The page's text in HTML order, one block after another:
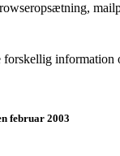
februar 2003